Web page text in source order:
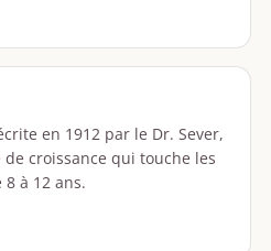
en 1912 par le Dr. Sever,
croissance qui touche les
à 12 ans.